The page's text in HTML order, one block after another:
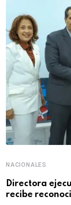
NACIONALES
Directora
recibe